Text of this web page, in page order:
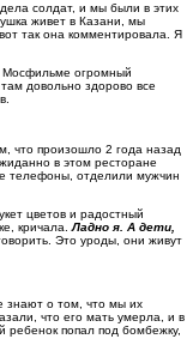
солдат, и мы были в этих
живет в Казани, мы
так она комментировала. Я
Мосфильме огромный
довольно здорово все
что произошло 2 года назад
в этом ресторане
телефоны, отделили мужчин
цветов и радостный
кричала.Ладно я. А дети,
Это уроды, они живут
знают о том, что мы их
что его мать умерла, и в
ребенок попал под бомбежку,